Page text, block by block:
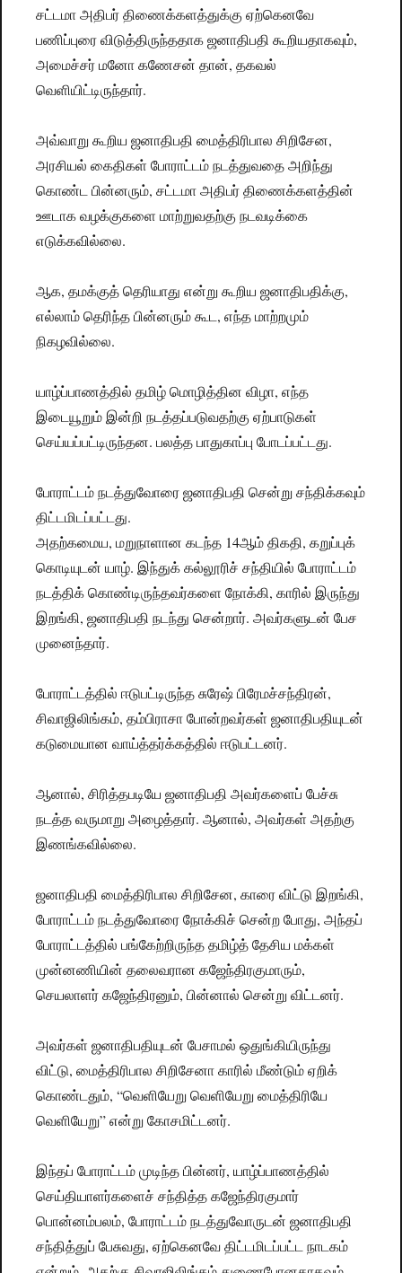
சட்டமா அதிபர் திணைக்களத்துக்கு ஏற்கெனவே
பணிப்புரை விடுத்திருந்ததாக ஜனாதிபதி கூறியதாகவும்,
அமைச்சர் மனோ கணேசன் தான், தகவல்
வெளியிட்டிருந்தார்.
அவ்வாறு கூறிய ஜனாதிபதி மைத்திரிபால சிறிசேன,
அரசியல் கைதிகள் போராட்டம் நடத்துவதை அறிந்து
கொண்ட பின்னரும், சட்டமா அதிபர் திணைக்களத்தின்
ஊடாக வழக்குகளை மாற்றுவதற்கு நடவடிக்கை
எடுக்கவில்லை.
ஆக, தமக்குத் தெரியாது என்று கூறிய ஜனாதிபதிக்கு,
எல்லாம் தெரிந்த பின்னரும் கூட, எந்த மாற்றமும்
நிகழவில்லை.
யாழ்ப்பாணத்தில் தமிழ் மொழித்தின விழா, எந்த
இடையூறும் இன்றி நடத்தப்படுவதற்கு ஏற்பாடுகள்
செய்யப்பட்டிருந்தன. பலத்த பாதுகாப்பு போடப்பட்டது.
போராட்டம் நடத்துவோரை ஜனாதிபதி சென்று சந்திக்கவும்
திட்டமிடப்பட்டது.
அதற்கமைய, மறுநாளான கடந்த 14ஆம் திகதி, கறுப்புக்
கொடியுடன் யாழ். இந்துக் கல்லூரிச் சந்தியில் போராட்டம்
நடத்திக் கொண்டிருந்தவர்களை நோக்கி, காரில் இருந்து
இறங்கி, ஜனாதிபதி நடந்து சென்றார். அவர்களுடன் பேச
முனைந்தார்.
போராட்டத்தில் ஈடுபட்டிருந்த சுரேஷ் பிரேமச்சந்திரன்,
சிவாஜிலிங்கம், தம்பிராசா போன்றவர்கள் ஜனாதிபதியுடன்
கடுமையான வாய்த்தர்க்கத்தில் ஈடுபட்டனர்.
ஆனால், சிரித்தபடியே ஜனாதிபதி அவர்களைப் பேச்சு
நடத்த வருமாறு அழைத்தார். ஆனால், அவர்கள் அதற்கு
இணங்கவில்லை.
ஜனாதிபதி மைத்திரிபால சிறிசேன, காரை விட்டு இறங்கி,
போராட்டம் நடத்துவோரை நோக்கிச் சென்ற போது, அந்தப்
போராட்டத்தில் பங்கேற்றிருந்த தமிழ்த் தேசிய மக்கள்
முன்னணியின் தலைவரான கஜேந்திரகுமாரும்,
செயலாளர் கஜேந்திரனும், பின்னால் சென்று விட்டனர்.
அவர்கள் ஜனாதிபதியுடன் பேசாமல் ஒதுங்கியிருந்து
விட்டு, மைத்திரிபால சிறிசேனா காரில் மீண்டும் ஏறிக்
கொண்டதும், “வெளியேறு வெளியேறு மைத்திரியே
வெளியேறு” என்று கோசமிட்டனர்.
இந்தப் போராட்டம் முடிந்த பின்னர், யாழ்ப்பாணத்தில்
செய்தியாளர்களைச் சந்தித்த கஜேந்திரகுமார்
பொன்னம்பலம், போராட்டம் நடத்துவோருடன் ஜனாதிபதி
சந்தித்துப் பேசுவது, ஏற்கெனவே திட்டமிடப்பட்ட நாடகம்